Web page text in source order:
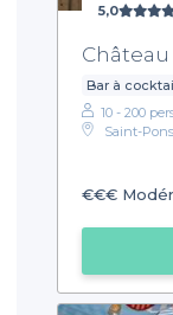
5,0
Château
Bar à
10 - 200
Saint-
€€€